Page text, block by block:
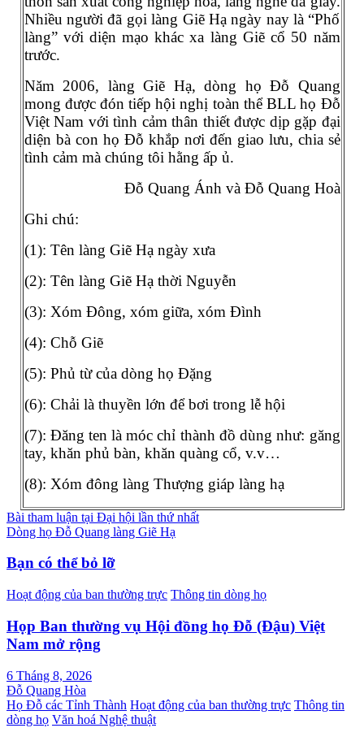
Nhiều người đã gọi làng Giẽ Hạ ngày nay là “Phố
làng” với diện mạo khác xa làng Giẽ cổ 50 năm
trước.
Năm 2006, làng Giẽ Hạ, dòng họ Đỗ Quang
mong được đón tiếp hội nghị toàn thể BLL họ Đỗ
Việt Nam với tình cảm thân thiết được dịp gặp đại
diện bà con họ Đỗ khắp nơi đến giao lưu, chia sẻ
tình cảm mà chúng tôi hằng ấp ủ.
Đỗ Quang Ánh và Đỗ Quang Hoà
Ghi chú:
(1): Tên làng Giẽ Hạ ngày xưa
(2): Tên làng Giẽ Hạ thời Nguyễn
(3): Xóm Đông, xóm giữa, xóm Đình
(4): Chỗ Giẽ
(5): Phủ từ của dòng họ Đặng
(6): Chải là thuyền lớn để bơi trong lễ hội
(7): Đăng ten là móc chỉ thành đồ dùng như: găng
tay, khăn phủ bàn, khăn quàng cổ, v.v…
(8): Xóm đông làng Thượng giáp làng hạ
Điều
hướng
bài
viết
Bài tham luận tại Đại hội lần thứ nhất
Dòng họ Đỗ Quang làng Giẽ Hạ
Bạn có thể bỏ lỡ
Hoạt động của ban thường trực Thông tin dòng họ
Họp Ban thường vụ Hội đồng họ Đỗ (Đậu) Việt
Nam mở rộng
6 Tháng 8, 2026
Đỗ Quang Hòa
Họ Đỗ các Tỉnh Thành Hoạt động của ban thường trực Thông tin
dòng họ Văn hoá Nghệ thuật